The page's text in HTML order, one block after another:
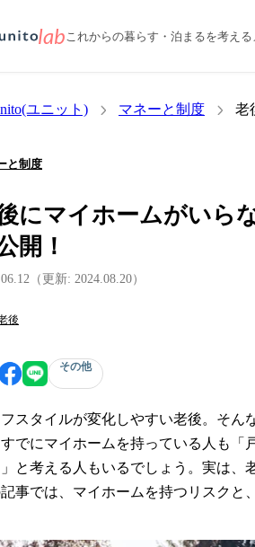
lab これからの暮らす・泊まるを考え
ユニット) マネーと制度 老
と制度
にマイホームがいら
開！
（更新: 2024.08.20）
後
その他
スタイルが変化しやすい老後。そん
でにマイホームを持っている人も「
と考える人もいるでしょう。実は、
事では、マイホームを持つリスクと